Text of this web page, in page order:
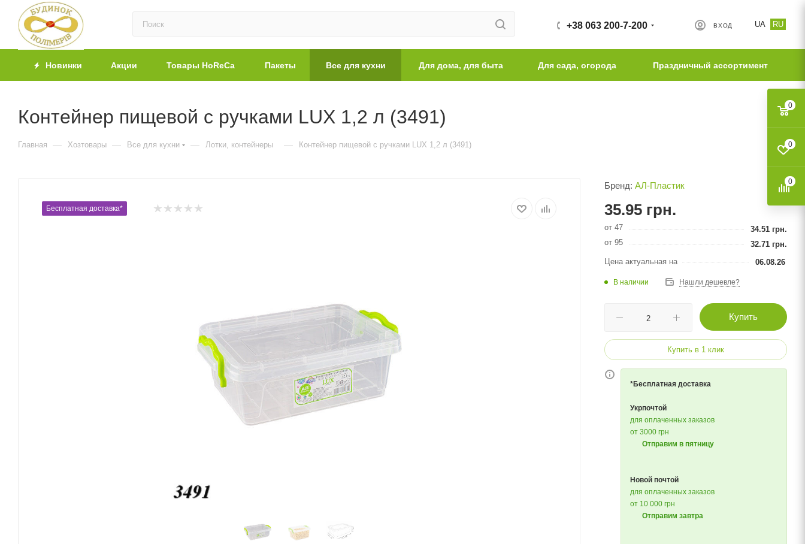
UA RU
ВХОД
+38 063 200-7-200
Новинки Акции Товары HoReCa Пакеты Все для кухни Для дома, для быта Для сада, огорода Праздничный ассортимент
Контейнер пищевой с ручками LUX 1,2 л (3491)
Главная — Хозтовары — Все для кухни — Лотки, контейнеры — Контейнер пищевой с ручками LUX 1,2 л (3491)
Бесплатная доставка*
Бренд: АЛ-Пластик
35.95 грн.
от 47 34.51 грн.
от 95
32.71 грн.
Цена актуальная на
06.08.26
В наличии Нашли дешевле?
Купить
Купить в 1 клик
*Бесплатная доставка
Укрпочтой
для оплаченных заказов
от 3000 грн
Отправим в пятницу
Новой почтой
для оплаченных заказов
от 10 000 грн
Отправим завтра
0
0
0